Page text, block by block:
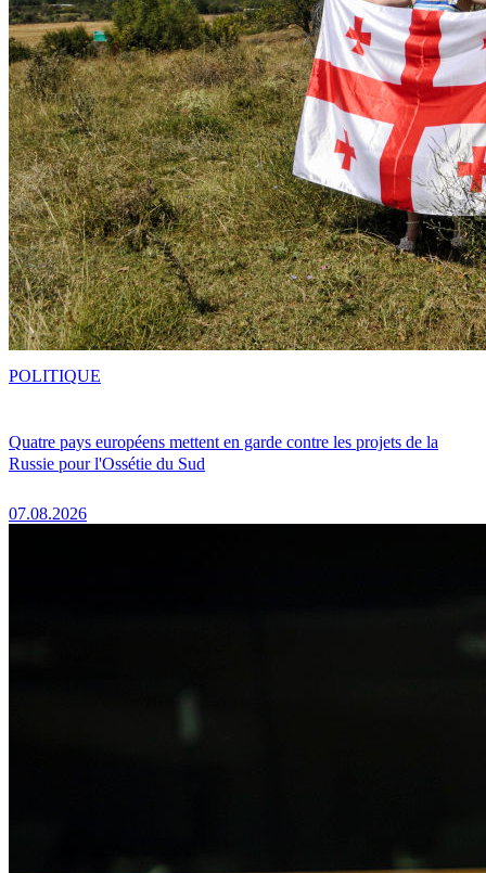
Quatre pays européens mettent en garde contre les projets de la
Russie pour l'Ossétie du Sud
07.08.2026
POLITIQUE